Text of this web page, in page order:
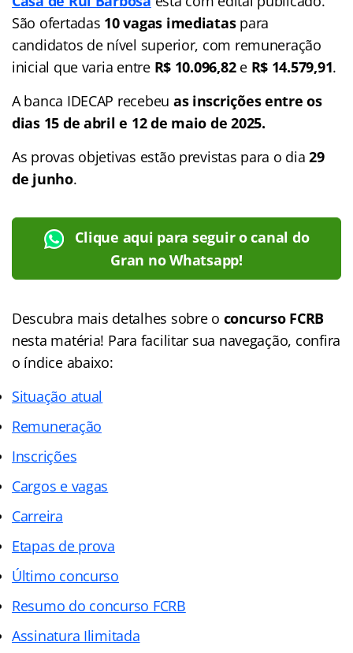
São ofertadas 10 vagas imediataspara
candidatos de nível superior, com remuneração
inicial que varia entre R$ 10.096,82e R$ 14.579,91.
A banca IDECAP recebeu as inscrições entre os
dias 15 de abril e 12 de maio de 2025.
As provas objetivas estão previstas para o dia29
de junho.
Clique aqui para seguir o canal do
Gran no Whatsapp!
Descubra mais detalhes sobre o concurso FCRB
nesta matéria! Para facilitar sua navegação, confira
o índice abaixo:
Situação atual
Remuneração
Inscrições
Cargos e vagas
Carreira
Etapas de prova
Último concurso
Resumo do concurso FCRB
Assinatura Ilimitada